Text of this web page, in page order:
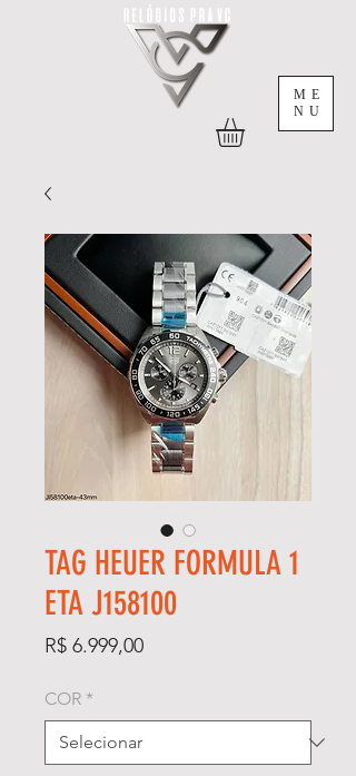
ME
NU
TAG HEUER FORMULA 1
ETA J158100
R$ 6.999,00Preço
COR *